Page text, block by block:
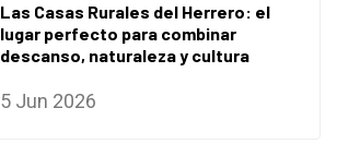
Las Casas Rurales del Herrero: el
lugar perfecto para combinar
descanso, naturaleza y cultura
5 Jun 2026